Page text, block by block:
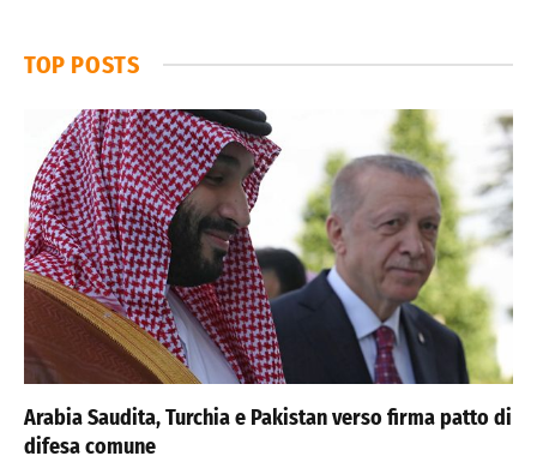
TOP POSTS
Arabia Saudita, Turchia e Pakistan verso firma patto di
difesa comune